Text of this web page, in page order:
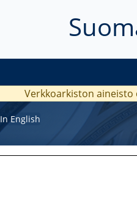
Verkkoarkiston aineisto
In English